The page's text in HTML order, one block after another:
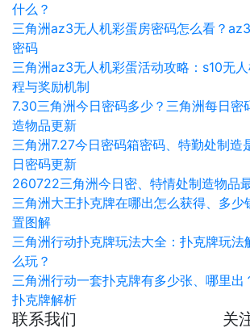
什么？
三角洲az3无人机彩蛋房密码怎么看？
密码
三角洲az3无人机彩蛋活动攻略：s10无
程与奖励机制
7.30三角洲今日密码多少？三角洲每日密
造物品更新
三角洲7.27今日密码箱密码、特勤处制造
日密码更新
260722三角洲今日密、特情处制造物品
三角洲大王扑克牌在哪出怎么获得、多少
置图解
三角洲行动扑克牌玩法大全：扑克牌玩法
么玩？
三角洲行动一套扑克牌有多少张、哪里出
扑克牌解析
联系我们 关